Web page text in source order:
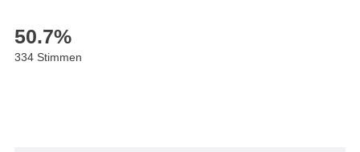
50.7%
334 Stimmen